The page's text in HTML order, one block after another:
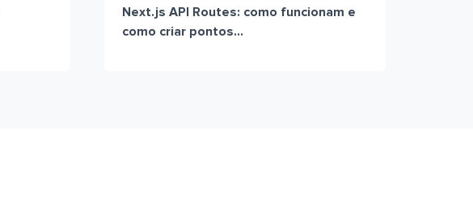
Next.js API Routes: como funcionam e
como criar pontos...